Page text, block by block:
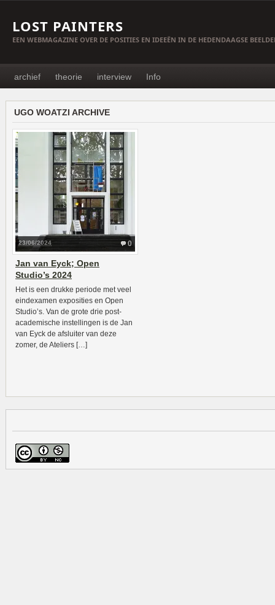
LOST PAINTERS
EEN WEBMAGAZINE OVER DE POSITIES EN IDEEËN IN DE HEDENDAAGSE
archief theorie interview Info
UGO WOATZI ARCHIVE
0
23/06/2024
Jan van Eyck; Open
Studio’s 2024
Het is een drukke periode met veel
eindexamen exposities en Open
Studio’s. Van de grote drie post-
academische instellingen is de Jan
van Eyck de afsluiter van deze
zomer, de Ateliers […]